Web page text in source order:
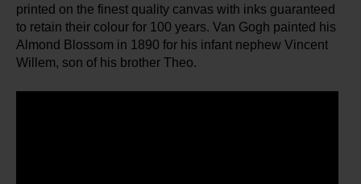
printed on the finest quality canvas with inks guaranteed
to retain their colour for 100 years. Van Gogh painted his
Almond Blossom in 1890 for his infant nephew Vincent
Willem, son of his brother Theo.